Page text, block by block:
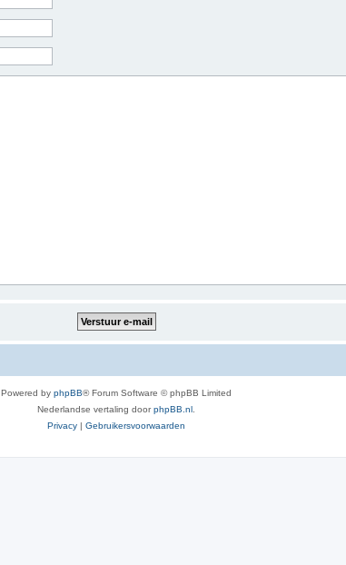
Powered by phpBB® Forum Software © phpBB Limited
Nederlandse vertaling doorphpBB.nl
Privacy | Gebruikersvoorwaarden